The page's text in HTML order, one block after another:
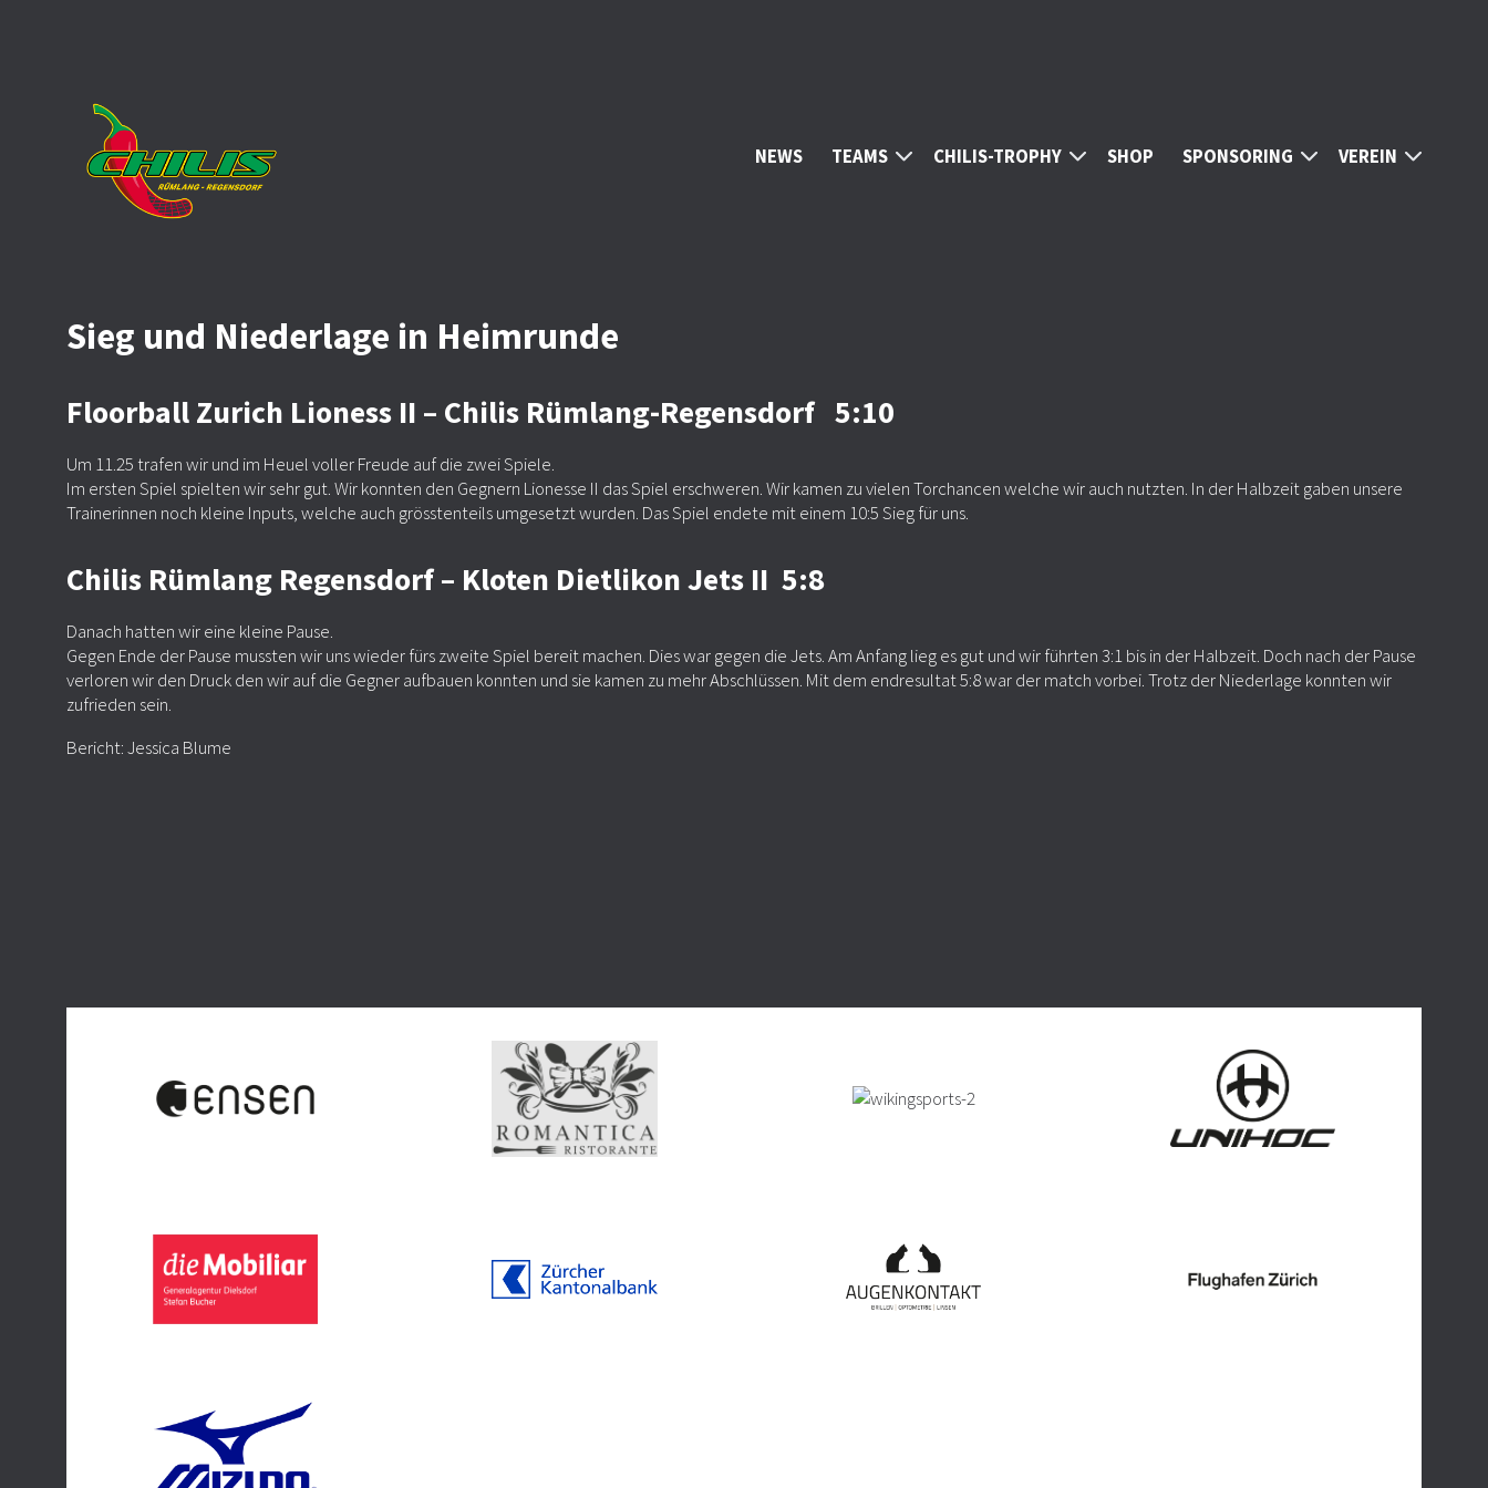
NEWS TEAMS CHILIS-TROPHY SHOP SPONSORING VEREIN
Sieg und Niederlage in Heimrunde
Floorball Zurich Lioness II – Chilis Rümlang-Regensdorf 5:10
Um 11.25 trafen wir und im Heuel voller Freude auf die zwei Spiele.
Im ersten Spiel spielten wir sehr gut. Wir konnten den Gegnern Lionesse II das Spiel erschweren. Wir kamen zu vielen Torchancen welche wir auch nutzten. In der Halbzeit gaben unsere
Trainerinnen noch kleine Inputs, welche auch grösstenteils umgesetzt wurden. Das Spiel endete mit einem 10:5 Sieg für uns.
Chilis Rümlang Regensdorf – Kloten Dietlikon Jets II 5:8
Danach hatten wir eine kleine Pause.
Gegen Ende der Pause mussten wir uns wieder fürs zweite Spiel bereit machen. Dies war gegen die Jets. Am Anfang lieg es gut und wir führten 3:1 bis in der Halbzeit. Doch nach der Pause
verloren wir den Druck den wir auf die Gegner aufbauen konnten und sie kamen zu mehr Abschlüssen. Mit dem endresultat 5:8 war der match vorbei. Trotz der Niederlage konnten wir
zufrieden sein.
Bericht: Jessica Blume